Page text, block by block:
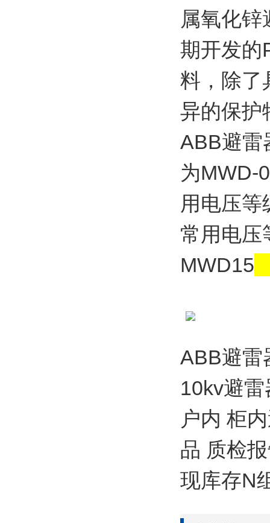
属氧化
期开发的
料，除了
异的保护
ABB避雷
为MWD-
用电压
常用电压
MWD15
ABB避
10kv避
户内 柜
品 质检
现库存N